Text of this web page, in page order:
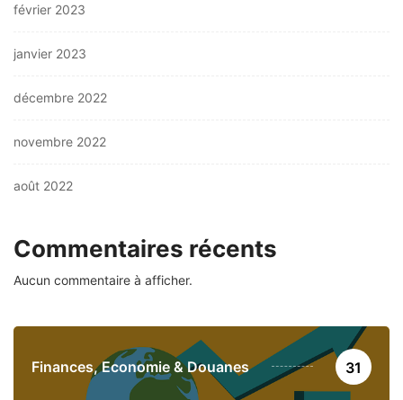
février 2023
janvier 2023
décembre 2022
novembre 2022
août 2022
Commentaires récents
Aucun commentaire à afficher.
Finances, Economie & Douanes 31